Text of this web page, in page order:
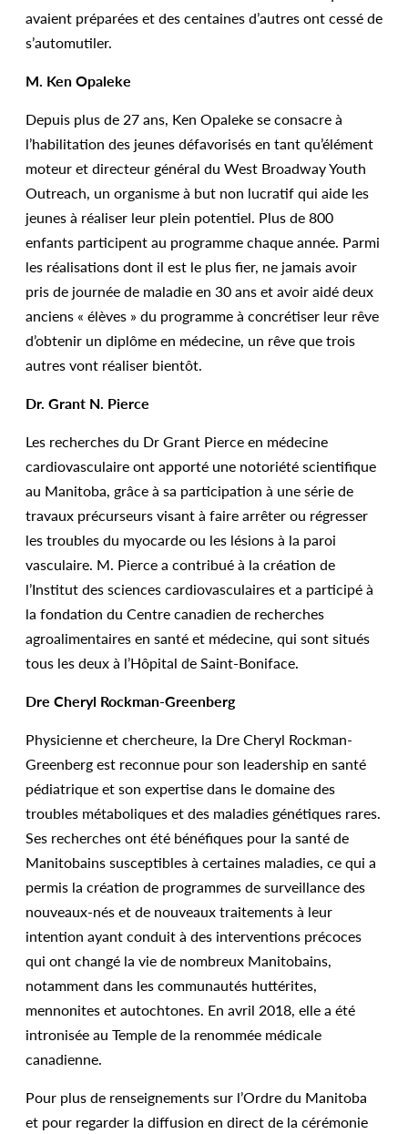
avaient préparées et des centaines d’autres ont cessé de
s’automutiler.
M. Ken Opaleke
Depuis plus de 27 ans, Ken Opaleke se consacre à
l’habilitation des jeunes défavorisés en tant qu’élément
moteur et directeur général du West Broadway Youth
Outreach, un organisme à but non lucratif qui aide les
jeunes à réaliser leur plein potentiel. Plus de 800
enfants participent au programme chaque année. Parmi
les réalisations dont il est le plus fier, ne jamais avoir
pris de journée de maladie en 30 ans et avoir aidé deux
anciens « élèves » du programme à concrétiser leur rêve
d’obtenir un diplôme en médecine, un rêve que trois
autres vont réaliser bientôt.
Dr. Grant N. Pierce
Les recherches du Dr Grant Pierce en médecine
cardiovasculaire ont apporté une notoriété scientifique
au Manitoba, grâce à sa participation à une série de
travaux précurseurs visant à faire arrêter ou régresser
les troubles du myocarde ou les lésions à la paroi
vasculaire. M. Pierce a contribué à la création de
l’Institut des sciences cardiovasculaires et a participé à
la fondation du Centre canadien de recherches
agroalimentaires en santé et médecine, qui sont situés
tous les deux à l’Hôpital de Saint-Boniface.
Dre Cheryl Rockman-Greenberg
Physicienne et chercheure, la Dre Cheryl Rockman-
Greenberg est reconnue pour son leadership en santé
pédiatrique et son expertise dans le domaine des
troubles métaboliques et des maladies génétiques rares.
Ses recherches ont été bénéfiques pour la santé de
Manitobains susceptibles à certaines maladies, ce qui a
permis la création de programmes de surveillance des
nouveaux-nés et de nouveaux traitements à leur
intention ayant conduit à des interventions précoces
qui ont changé la vie de nombreux Manitobains,
notamment dans les communautés huttérites,
mennonites et autochtones. En avril 2018, elle a été
intronisée au Temple de la renommée médicale
canadienne.
Pour plus de renseignements sur l’Ordre du Manitoba
et pour regarder la diffusion en direct de la cérémonie